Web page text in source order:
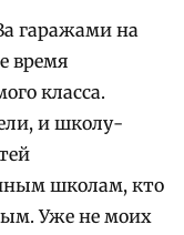
гаражами на
время
класса.
и школу-
школам, кто
Уже не моих